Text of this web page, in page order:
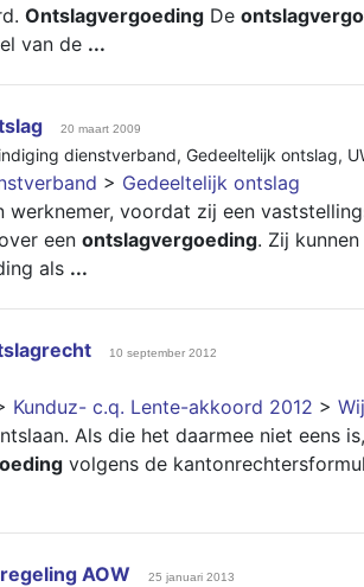
Ontslagvergoeding De
van de ...
20 maart 2009
dienstverband, Gedeeltelijk ontslag,
> Gedeeltelijk ontslag
werknemer, voordat zij een
een ontslagvergoeding. Zij
als ...
10 september 2012
Kunduz- c.q. Lente-akkoord 2012 >
Als die het daarmee niet eens
volgens de
AOW 25 januari 2013